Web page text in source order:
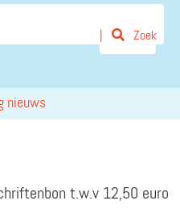
Zoek
nieuws
t.w.v 12,50 euro